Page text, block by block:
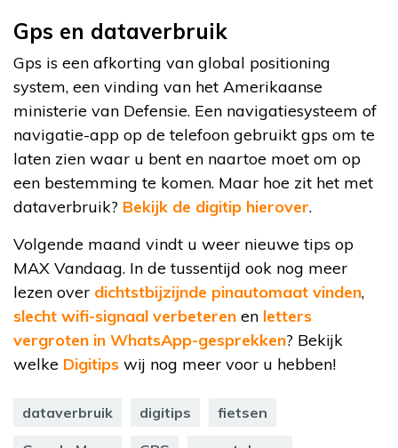
Gps en dataverbruik
Gps is een afkorting van global positioning
system, een vinding van het Amerikaanse
ministerie van Defensie. Een navigatiesysteem of
navigatie-app op de telefoon gebruikt gps om te
laten zien waar u bent en naartoe moet om op
een bestemming te komen. Maar hoe zit het met
dataverbruik? Bekijk de digitip hierover.
Volgende maand vindt u weer nieuwe tips op
MAX Vandaag. In de tussentijd ook nog meer
lezen over dichtstbijzijnde pinautomaat vinden,
slecht wifi-signaal verbeteren en letters
vergroten in WhatsApp-gesprekken? Bekijk
welke Digitips wij nog meer voor u hebben!
dataverbruik digitips fietsen